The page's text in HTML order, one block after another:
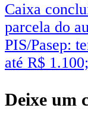
Caixa
parcela do
PIS/Pasep:
até R$
Deixe um